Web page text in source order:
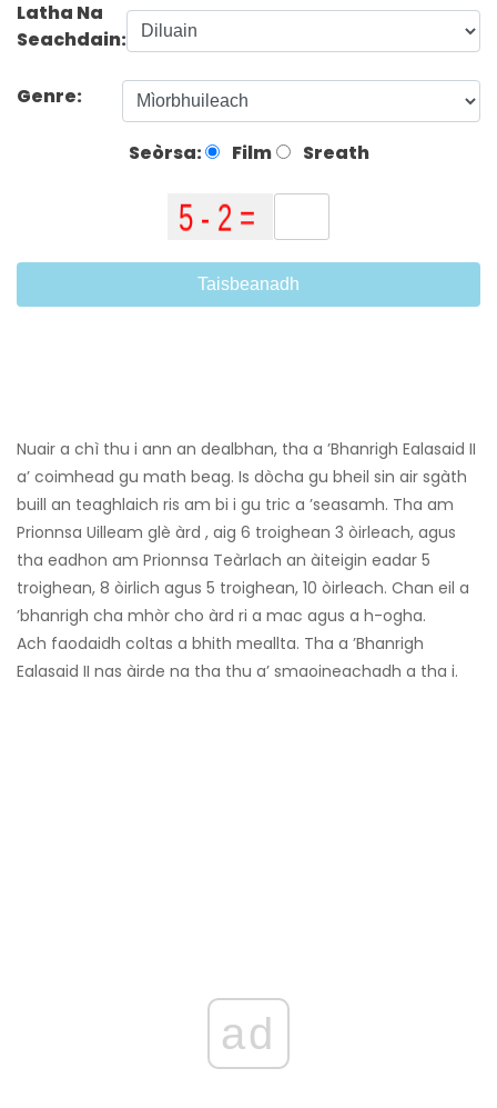
Latha Na
Seachdain:
Genre:
Seòrsa: Film Sreath
Taisbeanadh
Nuair a chì thu i ann an dealbhan, tha a ’Bhanrigh Ealasaid II
a’ coimhead gu math beag. Is dòcha gu bheil sin air sgàth
buill an teaghlaich ris am bi i gu tric a ’seasamh. Tha am
Prionnsa Uilleam glè àrd , aig 6 troighean 3 òirleach, agus
tha eadhon am Prionnsa Teàrlach an àiteigin eadar 5
troighean, 8 òirlich agus 5 troighean, 10 òirleach. Chan eil a
’bhanrigh cha mhòr cho àrd ri a mac agus a h-ogha.
Ach faodaidh coltas a bhith meallta. Tha a ’Bhanrigh
Ealasaid II nas àirde na tha thu a’ smaoineachadh a tha i.
ad